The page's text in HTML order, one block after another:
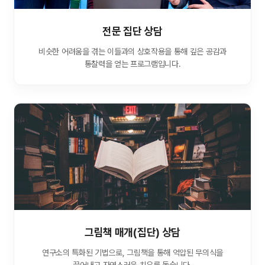
전문 집단 상담
비슷한 어려움을 겪는 이들과의 상호작용을 통해 깊은 공감과
통찰력을 얻는 프로그램입니다.
그림책 매개(집단) 상담
연구소의 특화된 기법으로, 그림책을 통해 억압된 무의식을